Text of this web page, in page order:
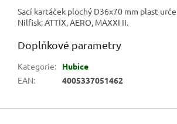
Sací kartáček plochý D36x70 mm plast
Nilfisk: ATTIX, AERO, MAXXI II.
Doplňkové parametry
Kategorie:
Hubice
EAN: 4005337051462
Z